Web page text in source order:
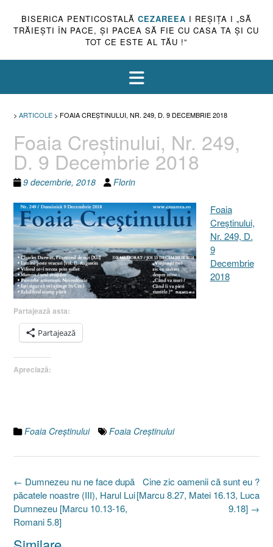
BISERICA PENTICOSTALĂ CEZAREEA I REŞIŢA I „SĂ
TRĂIEŞTI ÎN PACE, ŞI PACEA SĂ FIE CU CASA TA ŞI CU
TOT CE ESTE AL TĂU !”
> ARTICOLE > FOAIA CREŞTINULUI, NR. 249, D. 9 DECEMBRIE 2018
Foaia Creştinului, Nr. 249,
D. 9 Decembrie 2018
9 decembrie, 2018 Florin
Foaia
Creştinului,
Nr. 249, D.
9
Decembrie
2018
Partajează asta:
Partajează
Apreciază:
Foaia Creştinului Foaia Creştinului
Post
navigation
Cine zic oamenii că sunt eu ?
[Marcu 8.27, Matei 16.13, Luca
9.18] →
← Dumnezeu nu ne face după
păcatele noastre (III), Harul Lui
Dumnezeu [Marcu 10.13-16,
Romani 5.8]